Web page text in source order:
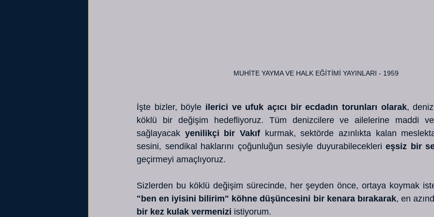
MUHİTE YAYMA VE HALK EĞİTİMİ YAYINLARI - 1959
İşte bizler, böyle ilerici ve ufuk açıcı bir ecdadın torunları olarak,
köklü bir değişim hedefliyoruz. Tüm denizcilere ve ailelerine maddi
sağlayacak yenilikçi bir Vakıf kurmak, sektörde azınlıkta kalan
sesini, sendikal haklarını çoğunluğun sesiyle duyurabilecekleri eşsiz bir
geçirmeyi amaçlıyoruz.
"ben en iyisini bilirim" köhne düşüncesini bir kenara bırakarak
bir kez kulak vermenizi istiyorum.